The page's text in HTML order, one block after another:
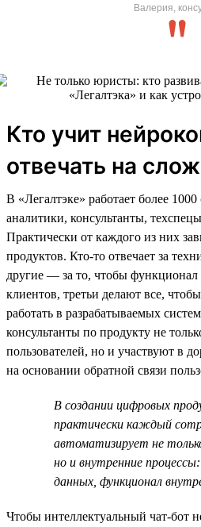
Валерия,
Кто учит
отвечать на
В «Легалтэке» работает более
аналитики, консультанты,
Практически от каждого из них
продуктов. Кто-то отвечает за
другие — за то, чтобы функционал
клиентов, третьи делают все,
работать в разрабатываемых
консультанты по продукту не
пользователей, но и участвуют в
на основании обратной связи
В создании цифровых
практически каждый
автоматизирует не
но и внутренние
данных, функционал
Чтобы интеллектуальный чат-бот